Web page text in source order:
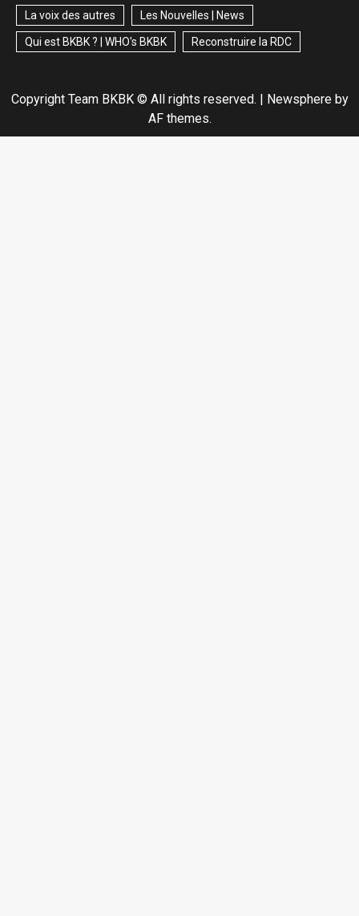
La voix des autres Les Nouvelles | News
Qui est BKBK ? | WHO's BKBK Reconstruire la RDC
Copyright Team BKBK © All rights reserved. | Newsphereby
AF themes.